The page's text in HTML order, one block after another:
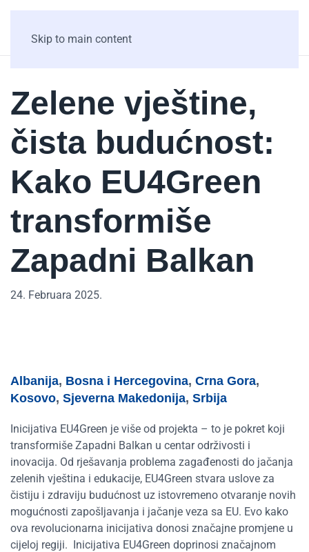
Skip to main content
Zelene vještine,
čista budućnost:
Kako EU4Green
transformiše
Zapadni Balkan
24. Februara 2025.
Albanija, Bosna i Hercegovina, Crna Gora,
Kosovo, Sjeverna Makedonija, Srbija
Inicijativa EU4Green je više od projekta – to je pokret koji
transformiše Zapadni Balkan u centar održivosti i
inovacija. Od rješavanja problema zagađenosti do jačanja
zelenih vještina i edukacije, EU4Green stvara uslove za
čistiju i zdraviju budućnost uz istovremeno otvaranje novih
mogućnosti zapošljavanja i jačanje veza sa EU. Evo kako
ova revolucionarna inicijativa donosi značajne promjene u
cijeloj regiji. Inicijativa EU4Green doprinosi značajnom